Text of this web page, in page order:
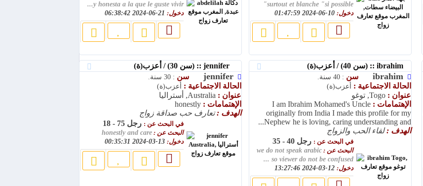
y honesta a la que le guste vivir...
دخول:
surtout et blanche "si possible"
دخول:
jennifer سن : 30 سنة.
الحالة الاجتماعية : أعزب(ة)
عنوان : Australia, أستراليا
الإهتمامات : honestly
الهدف :تعارف حب صداقة زواج
في البحث عن : رجل 75 - 18
البحث عن : honestly and care
دخول:
ibrahim سن : 40 سنة.
الحالة الاجتماعية : أعزب(ة)
عنوان : Togo, توغو
الإهتمامات : I am Ibrahim Mohamed's Uncle
originally from India I made this profile for my
Nephew he is loving, caring understanding and...
الهدف :لقاء الحب والزواج
في البحث عن : رجل 40 - 35
البحث عن : we do not speak arabic
so viewer do not be confused ...
دخول: